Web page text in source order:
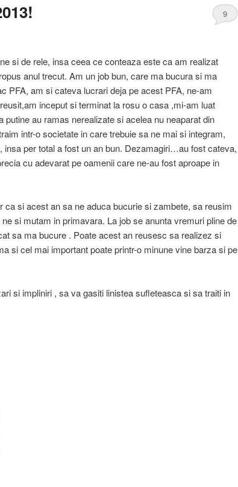
9
si de rele, insa ceea ce conteaza este ca am realizat
anul trecut. Am un job bun, care ma bucura si ma
PFA, am si cateva lucrari deja pe acest PFA, ne-am
inceput si terminat la rosu o casa ,mi-am luat
au ramas nerealizate si acelea nu neaparat din
intr-o societate in care trebuie sa ne mai si integram,
insa per total a fost un an bun. Dezamagiri…au fost cateva,
cu adevarat pe oamenii care ne-au fost aproape in
ca si acest an sa ne aduca bucurie si zambete, sa reusim
si mutam in primavara. La job se anunta vremuri pline de
sa ma bucure . Poate acest an reusesc sa realizez si
si cel mai important poate printr-o minune vine barza si pe
si impliniri , sa va gasiti linistea sufleteasca si sa traiti in